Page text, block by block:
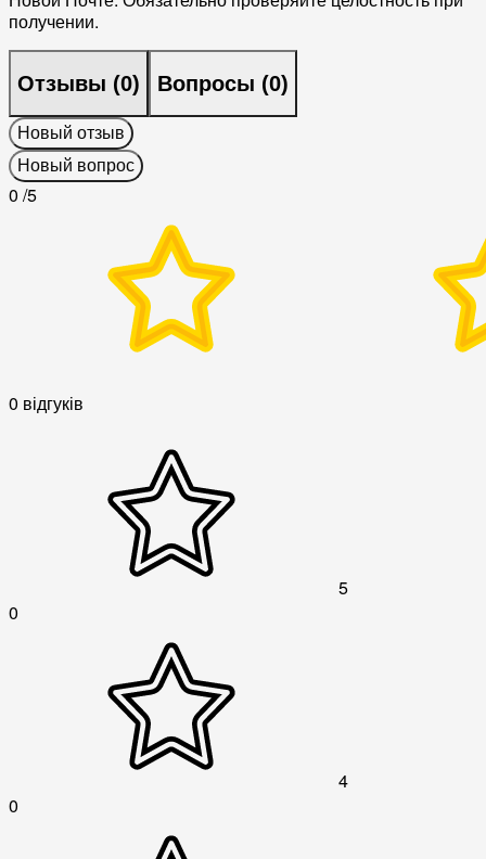
получении.
Отзывы (0) Вопросы (0)
Новый отзыв
Новый вопрос
0 /5
0 відгуків
5
0
4
0